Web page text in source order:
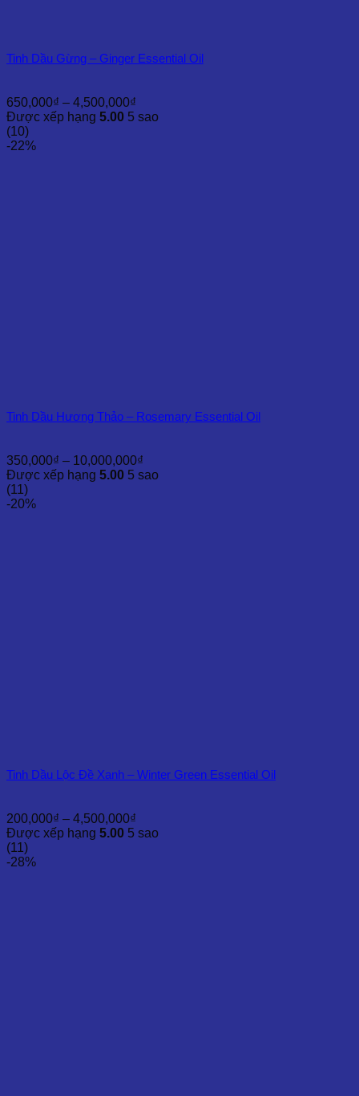
Tinh Dầu Gừng – Ginger Essential Oil
650,000₫ – 4,500,000₫
giá:
Được xếp hạng 5.00 5 sao
(10)
-22%
Tinh Dầu Hương Thảo – Rosemary Essential Oil
350,000₫ – 10,000,000₫
giá:
Được xếp hạng 5.00 5 sao
(11)
-20%
Tinh Dầu Lộc Đề Xanh – Winter Green Essential Oil
200,000₫ – 4,500,000₫
giá:
Được xếp hạng 5.00 5 sao
(11)
-28%